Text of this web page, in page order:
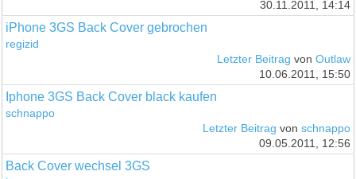
30.11.2011, 14:14
iPhone 3GS Back Cover gebrochen
regizid
Letzter Beitrag von Outlaw
10.06.2011, 15:50
Iphone 3GS Back Cover black kaufen
schnappo
Letzter Beitrag von schnappo
09.05.2011, 12:56
Back Cover wechsel 3GS